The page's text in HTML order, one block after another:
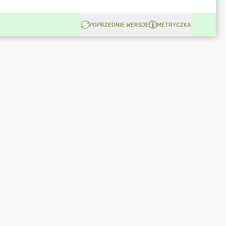
POPRZEDNIE WERSJE METRYCZKA